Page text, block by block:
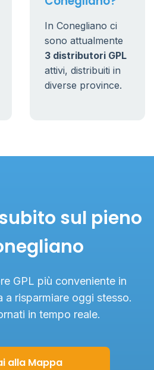
In Conegliano ci
sono attualmente
3 distributori GPL
attivi, distribuiti in
diverse province.
sul pieno
GPL più conveniente in
a risparmiare oggi stesso.
in tempo reale.
alla Mappa